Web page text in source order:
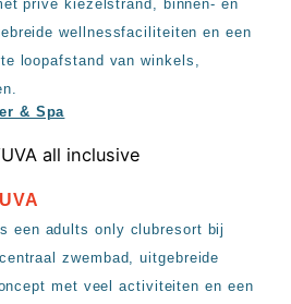
privé kiezelstrand, binnen- en
wellnessfaciliteiten en een
loopafstand van winkels,
& Spa
een adults only clubresort bij
zwembad, uitgebreide
met veel activiteiten en een